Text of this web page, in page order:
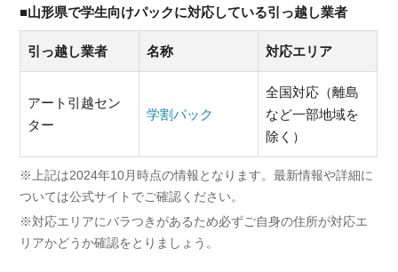
■山形県で学生向けパックに対応している引っ越し業者
引っ越し業者 名称 対応エリア
アート引越セン
ター
学割パック
全国対応（離島
など一部地域を
除く）
※上記は2024年10月時点の情報となります。最新情報や詳細に
ついては公式サイトでご確認ください。
※対応エリアにバラつきがあるため必ずご自身の住所が対応エ
リアかどうか確認をとりましょう。